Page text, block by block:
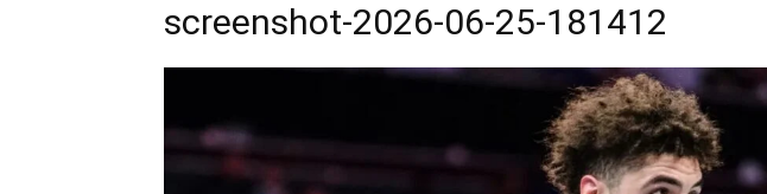
screenshot-2026-06-25-181412